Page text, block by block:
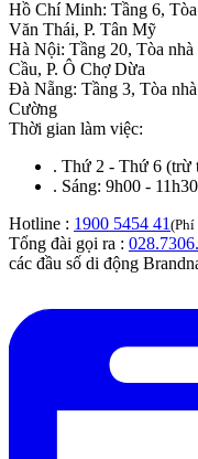
Hồ Chí Minh: Tầng 6,
Văn Thái, P. Tân Mỹ
Hà Nội: Tầng 20, Tòa
Cầu, P. Ô Chợ Dừa
Đà Nẵng: Tầng 3, Tòa
Cường
Thời gian làm việc:
. Thứ 2 - Thứ 6 (trừ
. Sáng: 9h00 -
Hotline : 1900 5454 41 (Phí
Tổng đài gọi ra :
các đầu số di động